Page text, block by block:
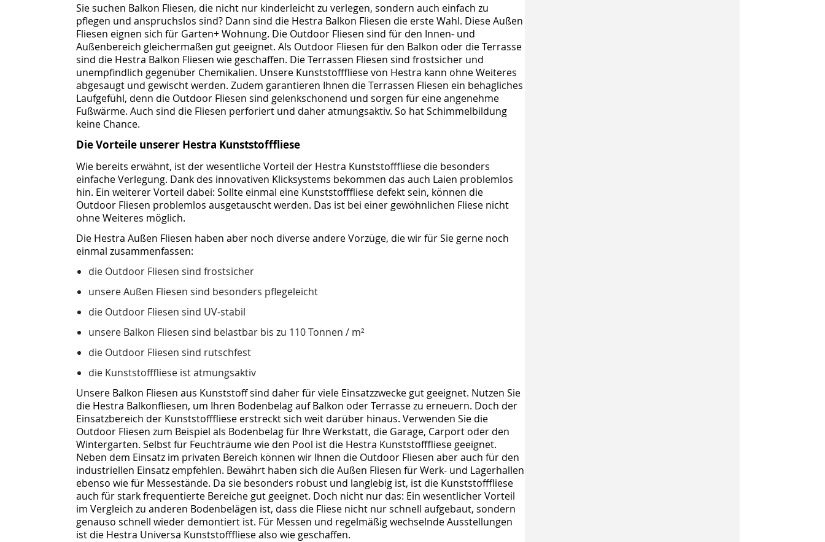
Sie suchen Balkon Fliesen, die nicht nur kinderleicht zu verlegen, sondern auch einfach zu
pflegen und anspruchslos sind? Dann sind die Hestra Balkon Fliesen die erste Wahl. Diese Außen
Fliesen eignen sich für Garten+ Wohnung. Die Outdoor Fliesen sind für den Innen- und
Außenbereich gleichermaßen gut geeignet. Als Outdoor Fliesen für den Balkon oder die Terrasse
sind die Hestra Balkon Fliesen wie geschaffen. Die Terrassen Fliesen sind frostsicher und
unempfindlich gegenüber Chemikalien. Unsere Kunststofffliese von Hestra kann ohne Weiteres
abgesaugt und gewischt werden. Zudem garantieren Ihnen die Terrassen Fliesen ein behagliches
Laufgefühl, denn die Outdoor Fliesen sind gelenkschonend und sorgen für eine angenehme
Fußwärme. Auch sind die Fliesen perforiert und daher atmungsaktiv. So hat Schimmelbildung
keine Chance.
Die Vorteile unserer Hestra Kunststofffliese
Wie bereits erwähnt, ist der wesentliche Vorteil der Hestra Kunststofffliese die besonders
einfache Verlegung. Dank des innovativen Klicksystems bekommen das auch Laien problemlos
hin. Ein weiterer Vorteil dabei: Sollte einmal eine Kunststofffliese defekt sein, können die
Outdoor Fliesen problemlos ausgetauscht werden. Das ist bei einer gewöhnlichen Fliese nicht
ohne Weiteres möglich.
Die Hestra Außen Fliesen haben aber noch diverse andere Vorzüge, die wir für Sie gerne noch
einmal zusammenfassen:
die Outdoor Fliesen sind frostsicher
unsere Außen Fliesen sind besonders pflegeleicht
die Outdoor Fliesen sind UV-stabil
unsere Balkon Fliesen sind belastbar bis zu 110 Tonnen / m²
die Outdoor Fliesen sind rutschfest
die Kunststofffliese ist atmungsaktiv
Unsere Balkon Fliesen aus Kunststoff sind daher für viele Einsatzzwecke gut geeignet. Nutzen Sie
die Hestra Balkonfliesen, um Ihren Bodenbelag auf Balkon oder Terrasse zu erneuern. Doch der
Einsatzbereich der Kunststofffliese erstreckt sich weit darüber hinaus. Verwenden Sie die
Outdoor Fliesen zum Beispiel als Bodenbelag für Ihre Werkstatt, die Garage, Carport oder den
Wintergarten. Selbst für Feuchträume wie den Pool ist die Hestra Kunststofffliese geeignet.
Neben dem Einsatz im privaten Bereich können wir Ihnen die Outdoor Fliesen aber auch für den
industriellen Einsatz empfehlen. Bewährt haben sich die Außen Fliesen für Werk- und Lagerhallen
ebenso wie für Messestände. Da sie besonders robust und langlebig ist, ist die Kunststofffliese
auch für stark frequentierte Bereiche gut geeignet. Doch nicht nur das: Ein wesentlicher Vorteil
im Vergleich zu anderen Bodenbelägen ist, dass die Fliese nicht nur schnell aufgebaut, sondern
genauso schnell wieder demontiert ist. Für Messen und regelmäßig wechselnde Ausstellungen
ist die Hestra Universa Kunststofffliese also wie geschaffen.